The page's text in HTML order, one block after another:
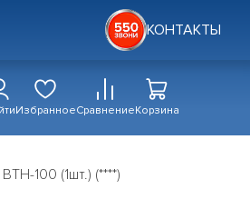
КОНТАКТЫ
ИзбранноеСравнениеКорзина
100 (1шт.) (****)